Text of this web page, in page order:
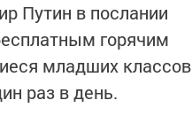
Путин в послании
горячим
младших классов
раз в день.